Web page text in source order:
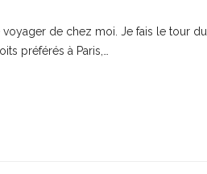
voyager de chez moi. Je fais le tour du
préférés à Paris,…